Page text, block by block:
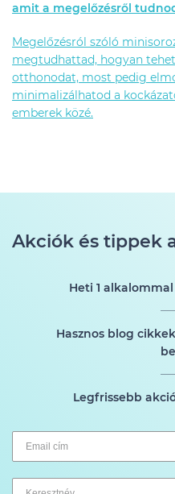
amit a megelőzésről
Megelőzésról szóló
megtudhattad, hogyan
otthonodat, most pedig
minimalizálhatod a
emberek közé.
Akciók és tippek
Heti 1
Hasznos blog
Legfrissebb